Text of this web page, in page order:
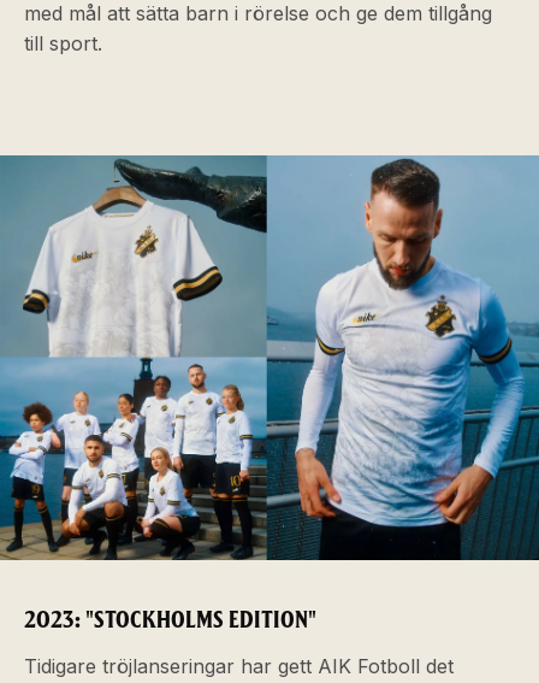
med mål att sätta barn i rörelse och ge dem tillgång
till sport.
2023: "STOCKHOLMS EDITION"
Tidigare tröjlanseringar har gett AIK Fotboll det